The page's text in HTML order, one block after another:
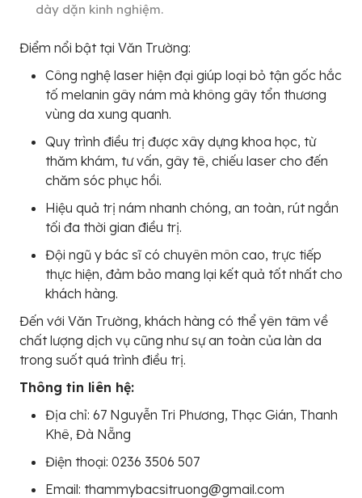
dày dặn kinh nghiệm.
Điểm nổi bật tại Văn Trường:
Công nghệ laser hiện đại giúp loại bỏ tận gốc hắc
tố melanin gây nám mà không gây tổn thương
vùng da xung quanh.
Quy trình điều trị được xây dựng khoa học, từ
thăm khám, tư vấn, gây tê, chiếu laser cho đến
chăm sóc phục hồi.
Hiệu quả trị nám nhanh chóng, an toàn, rút ngắn
tối đa thời gian điều trị.
Đội ngũ y bác sĩ có chuyên môn cao, trực tiếp
thực hiện, đảm bảo mang lại kết quả tốt nhất cho
khách hàng.
Đến với Văn Trường, khách hàng có thể yên tâm về
chất lượng dịch vụ cũng như sự an toàn của làn da
trong suốt quá trình điều trị.
Thông tin liên hệ:
Địa chỉ: 67 Nguyễn Tri Phương, Thạc Gián, Thanh
Khê, Đà Nẵng
Điện thoại: 0236 3506 507
Email: thammybacsitruong@gmail.com